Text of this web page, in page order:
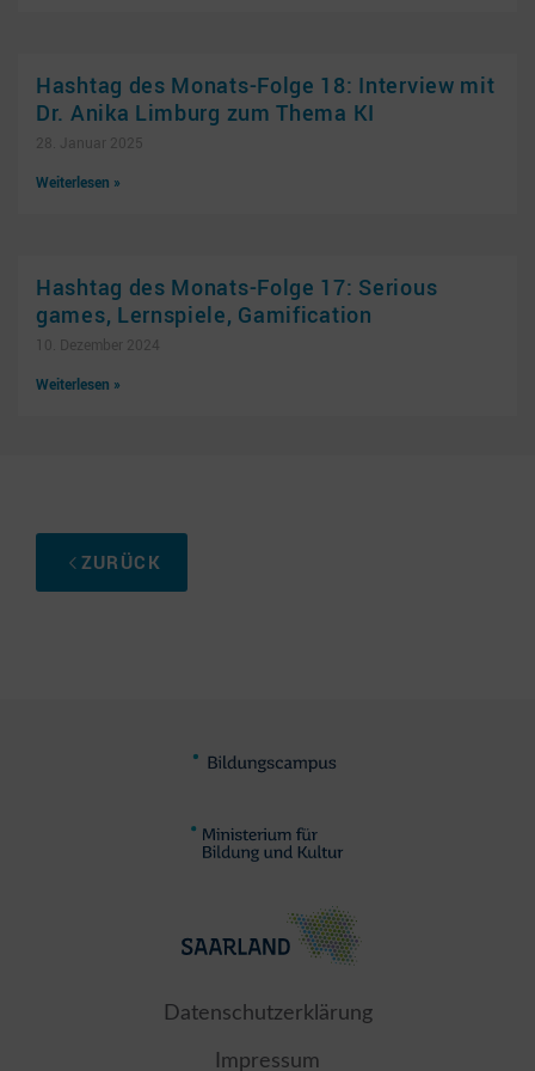
Hashtag des Monats-Folge 18: Interview mit
Dr. Anika Limburg zum Thema KI
28. Januar 2025
Weiterlesen »
Hashtag des Monats-Folge 17: Serious
games, Lernspiele, Gamification
10. Dezember 2024
Weiterlesen »
ZURÜCK
Datenschutzerklärung
Impressum